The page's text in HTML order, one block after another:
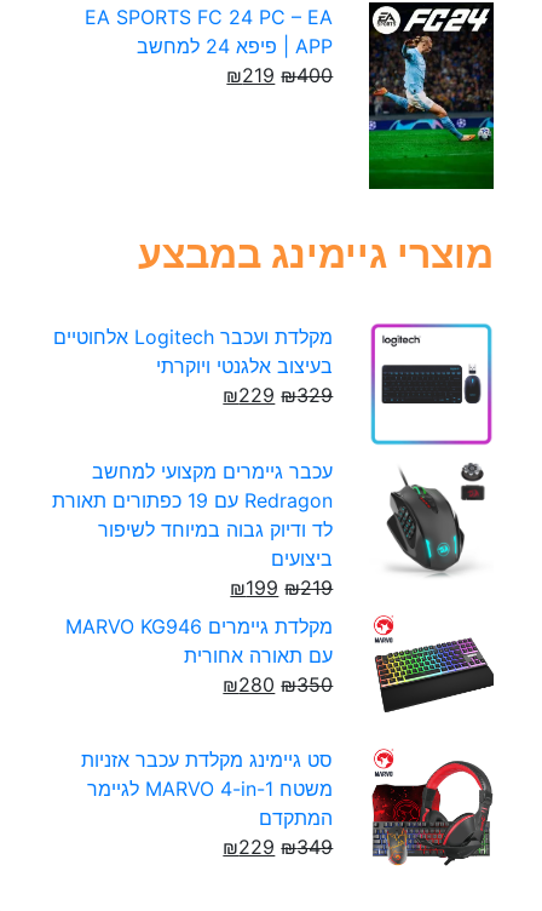
EA SPORTS FC 24 PC – EA
APP | פיפא 24 למחשב
₪400
₪219
מוצרי גיימינג במבצע
מקלדת ועכבר Logitech אלחוטיים
בעיצוב אלגנטי ויוקרתי
₪329
₪229
עכבר גיימרים מקצועי למחשב
Redragon עם 19 כפתורים תאורת
לד ודיוק גבוה במיוחד לשיפור
ביצועים
₪219
₪199
מקלדת גיימרים MARVO KG946
עם תאורה אחורית
₪350
₪280
סט גיימינג מקלדת עכבר אזניות
משטח MARVO 4-in-1 לגיימר
המתקדם
₪349
₪229